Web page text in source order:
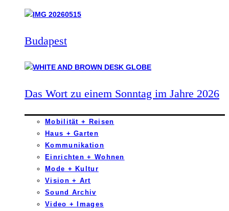
Budapest
Das Wort zu einem Sonntag im Jahre 2026
Mobilität + Reisen
Haus + Garten
Kommunikation
Einrichten + Wohnen
Mode + Kultur
Vision + Art
Sound Archiv
Video + Images